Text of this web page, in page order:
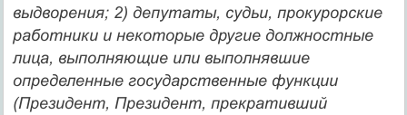
выдворения; 2) депутаты, судьи, прокурорские
работники и некоторые другие должностные
лица, выполняющие или выполнявшие
определенные государственные функции
(Президент, Президент, прекративший